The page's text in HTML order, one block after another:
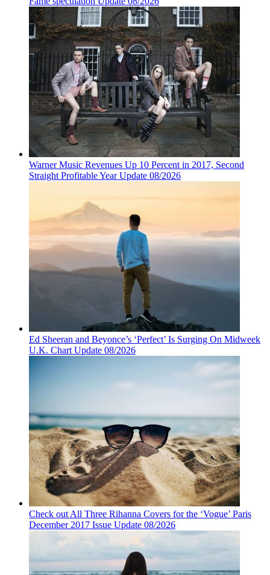
Warner Music Revenues Up 10 Percent in 2017, Second
Straight Profitable Year Update 08/2026
Ed Sheeran and Beyonce’s ‘Perfect’ Is Surging On Midweek
U.K. Chart Update 08/2026
Check out All Three Rihanna Covers for the ‘Vogue’ Paris
December 2017 Issue Update 08/2026